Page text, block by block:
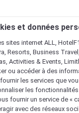
et données
sites internet ALL,
Resorts, Business
Activities & Events,
ou accéder à des
les services que
les
fournir un service de «
avec des réseaux